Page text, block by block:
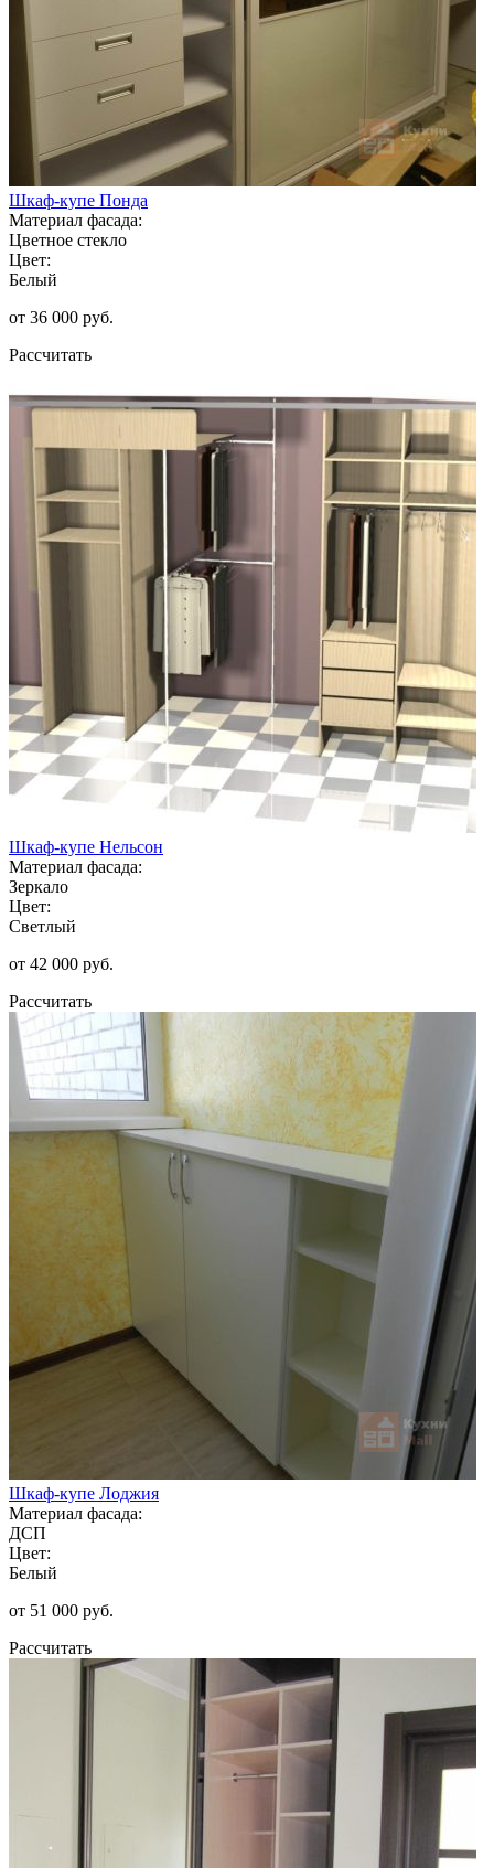
Шкаф-купе Понда
Материал фасада:
Цветное стекло
Цвет:
Белый
от 36 000 руб.
Рассчитать
Шкаф-купе Нельсон
Материал фасада:
Зеркало
Цвет:
Светлый
от 42 000 руб.
Рассчитать
Шкаф-купе Лоджия
Материал фасада:
ДСП
Цвет:
Белый
от 51 000 руб.
Рассчитать